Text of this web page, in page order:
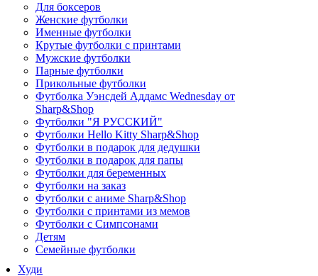
Для боксеров
Женские футболки
Именные футболки
Крутые футболки с принтами
Мужские футболки
Парные футболки
Прикольные футболки
Футболка Уэнсдей Аддамс Wednesday от
Sharp&Shop
Футболки "Я РУССКИЙ"
Футболки Hello Kitty Sharp&Shop
Футболки в подарок для дедушки
Футболки в подарок для папы
Футболки для беременных
Футболки на заказ
Футболки с аниме Sharp&Shop
Футболки с принтами из мемов
Футболки с Симпсонами
Детям
Семейные футболки
Худи